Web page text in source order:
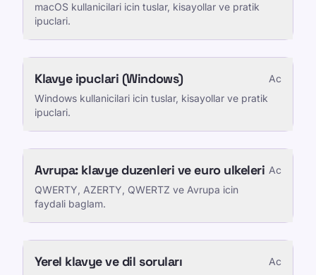
macOS kullanicilari icin tuslar, kisayollar ve pratik
ipuclari.
Klavye ipuclari (Windows)
Windows kullanicilari icin tuslar, kisayollar ve pratik
ipuclari.
Ac
Avrupa: klavye duzenleri ve euro ulkeleri
QWERTY, AZERTY, QWERTZ ve Avrupa icin
faydali baglam.
Ac
Yerel klavye ve dil soruları Ac